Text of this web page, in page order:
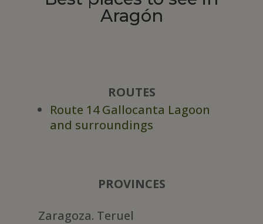
Aragón
ROUTES
Route 14 Gallocanta Lagoon
and surroundings
PROVINCES
Zaragoza. Teruel